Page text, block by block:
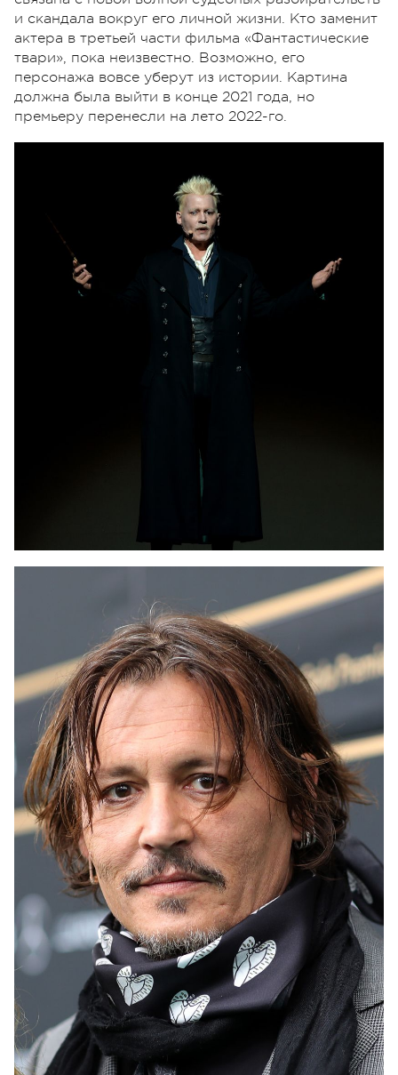
и скандала вокруг его личной жизни. Кто заменит
актера в третьей части фильма «Фантастические
твари», пока неизвестно. Возможно, его
персонажа вовсе уберут из истории. Картина
должна была выйти в конце 2021 года, но
премьеру перенесли на лето 2022-го.